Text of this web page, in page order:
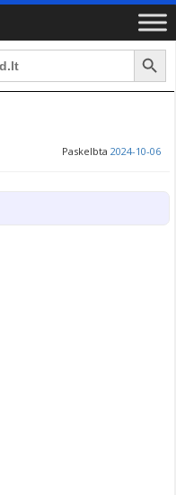
Search Button
Paskelbta 2024-10-06